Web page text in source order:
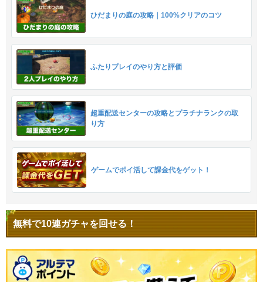
ひだまりの庭の攻略｜100%クリアのコツ
ふたりプレイのやり方と評価
超重配送センターの攻略とプラチナランクの取
り方
ゲームでポイ活して課金代をゲット！
無料で10連ガチャを回せる！